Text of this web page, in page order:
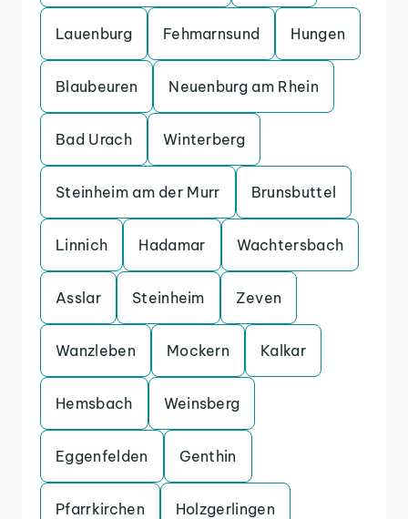
Lauenburg Fehmarnsund Hungen
Blaubeuren Neuenburg am Rhein
Bad Urach Winterberg
Steinheim am der Murr Brunsbuttel
Linnich Hadamar Wachtersbach
Asslar Steinheim Zeven
Wanzleben Mockern Kalkar
Hemsbach Weinsberg
Eggenfelden Genthin
Pfarrkirchen Holzgerlingen